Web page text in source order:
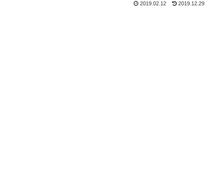
2019.02.12 2019.12.29